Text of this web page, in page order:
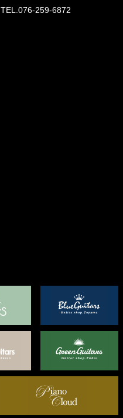
TEL.076-259-6872